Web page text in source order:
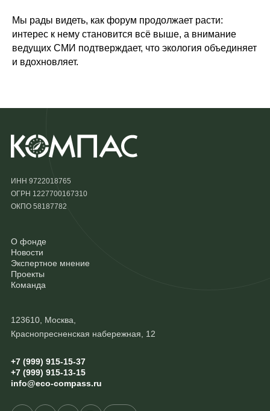
Мы рады видеть, как форум продолжает расти:
интерес к нему становится всё выше, а внимание
ведущих СМИ подтверждает, что экология объединяет
и вдохновляет.
ИНН 9722018765
ОГРН 1227700167310
ОКПО 58187782
О фонде
Новости
Экспертное мнение
Проекты
Команда
123610, Москва,
Краснопресненская набережная, 12
+7 (999) 915-15-37
+7 (999) 915-13-15
info@eco-compass.ru